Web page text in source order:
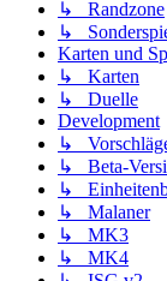
↳ Randzone
↳
Karten und
↳ Karten
↳ Duelle
Development
↳
↳ Beta-
↳
↳ Malaner
↳ MK3
↳ MK4